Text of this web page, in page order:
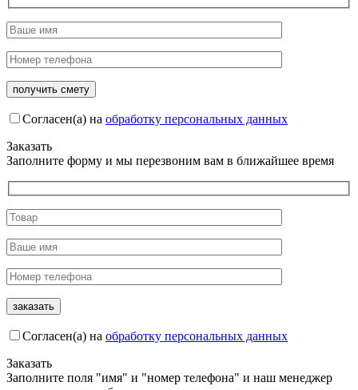
Согласен(а) на обработку персональных данных
Заказать
Заполните форму и мы перезвоним вам в ближайшее время
Согласен(а) на обработку персональных данных
Заказать
Заполните поля "имя" и "номер телефона" и наш менеджер